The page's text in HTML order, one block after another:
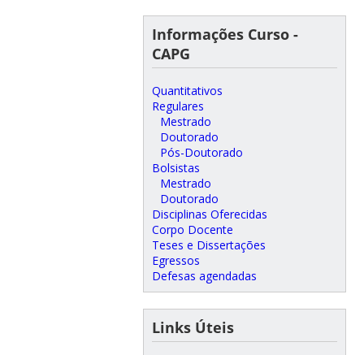
Informações Curso -
CAPG
Quantitativos
Regulares
Mestrado
Doutorado
Pós-Doutorado
Bolsistas
Mestrado
Doutorado
Disciplinas Oferecidas
Corpo Docente
Teses e Dissertações
Egressos
Defesas agendadas
Links Úteis